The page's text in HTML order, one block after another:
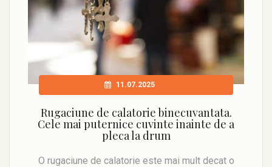
11.07.2025
Rugaciune de calatorie binecuvantata.
Cele mai puternice cuvinte inainte de a
pleca la drum
O rugaciune de calatorie este mai mult decat o